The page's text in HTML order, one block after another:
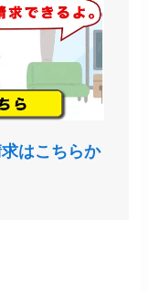
はこちらか